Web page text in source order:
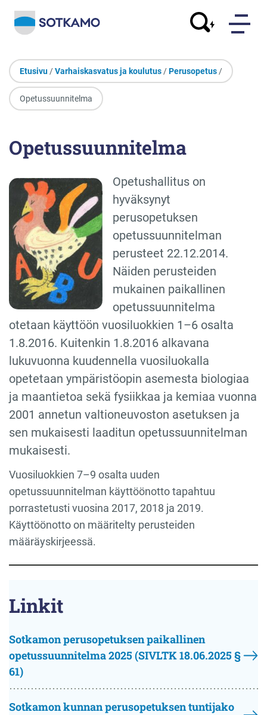
Etusivu /Varhaiskasvatus ja koulutus /Perusopetus /
Opetussuunnitelma
Opetussuunnitelma
Opetushallitus on
hyväksynyt
perusopetuksen
opetussuunnitelman
perusteet 22.12.2014.
Näiden perusteiden
mukainen paikallinen
opetussuunnitelma
otetaan käyttöön vuosiluokkien 1–6 osalta
1.8.2016. Kuitenkin 1.8.2016 alkavana
lukuvuonna kuudennella vuosiluokalla
opetetaan ympäristöopin asemesta biologiaa
ja maantietoa sekä fysiikkaa ja kemiaa vuonna
2001 annetun valtioneuvoston asetuksen ja
sen mukaisesti laaditun opetussuunnitelman
mukaisesti.
Vuosiluokkien 7–9 osalta uuden
opetussuunnitelman käyttöönotto tapahtuu
porrastetusti vuosina 2017, 2018 ja 2019.
Käyttöönotto on määritelty perusteiden
määräyskirjeessä.
Linkit
Sotkamon perusopetuksen paikallinen
opetussuunnitelma 2025 (SIVLTK 18.06.2025 §
61)
Sotkamon kunnan perusopetuksen tuntijako